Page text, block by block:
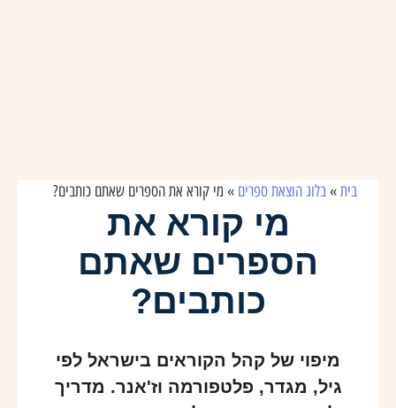
בית»בלוג הוצאת ספרים » מי קורא את הספרים שאתם כותבים?
מי קורא את
הספרים שאתם
כותבים?
מיפוי של קהל הקוראים בישראל לפי
גיל, מגדר, פלטפורמה וז'אנר. מדריך